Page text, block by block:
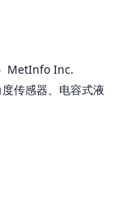
MetInfo Inc.
传感器、电容式液